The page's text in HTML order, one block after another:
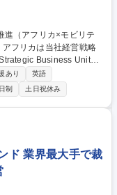
Business Unit）
アフリカ域内での海外代
、販売戦略の検討 【2】
地代理店と共同でのアフ
地域の代理店向けの会
あり
英語
制 土日祝休み
ド 業界最大手で裁